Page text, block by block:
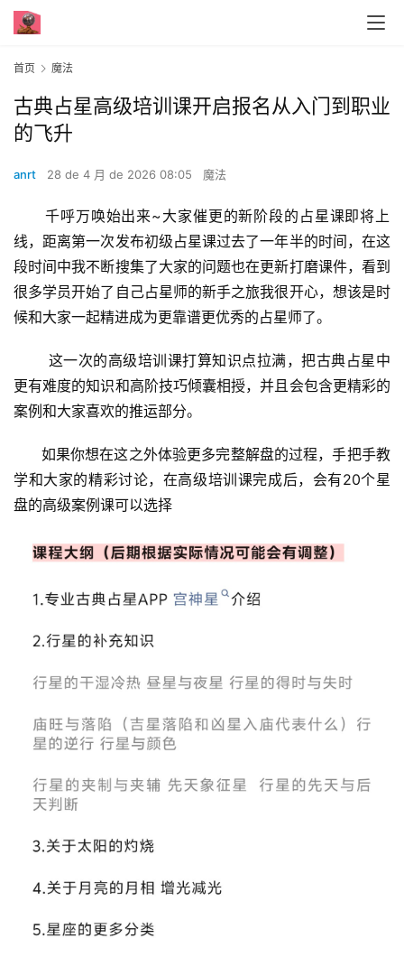
首页 魔法
古典占星高级培训课开启报名从入门到职业
的飞升
anrt 28 de 4 月 de 2026 08:05 魔法
      千呼万唤始出来~大家催更的新阶段的占星课即将上
线，距离第一次发布初级占星课过去了一年半的时间，在这
段时间中我不断搜集了大家的问题也在更新打磨课件，看到
很多学员开始了自己占星师的新手之旅我很开心，想该是时
候和大家一起精进成为更靠谱更优秀的占星师了。
更有难度的知识和高阶技巧倾囊相授，并且会包含更精彩的
案例和大家喜欢的推运部分。
学和大家的精彩讨论，在高级培训课完成后，会有20个星
盘的高级案例课可以选择